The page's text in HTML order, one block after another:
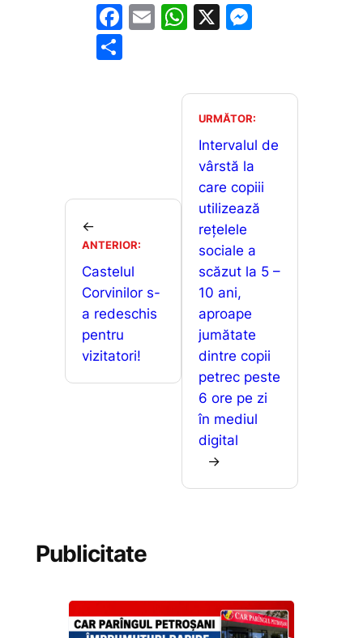
F
k
E
W
s
A
p
p
X
s
e
n
g
er
ă
←
ANTERIOR:
Castelul
Corvinilor s-
a redeschis
pentru
vizitatori!
URMĂTOR:
Intervalul de
vârstă la
care copiii
utilizează
rețelele
sociale a
scăzut la 5 –
10 ani,
aproape
jumătate
dintre copii
petrec peste
6 ore pe zi
în mediul
digital
→
Publicitate